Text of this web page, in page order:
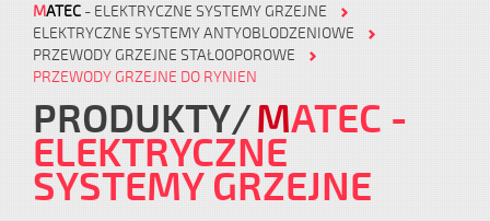
MATEC - ELEKTRYCZNE SYSTEMY GRZEJNE
ELEKTRYCZNE SYSTEMY ANTYOBLODZENIOWE
PRZEWODY GRZEJNE STAŁOOPOROWE
PRZEWODY GRZEJNE DO RYNIEN
PRODUKTY MATEC -
ELEKTRYCZNE
SYSTEMY GRZEJNE